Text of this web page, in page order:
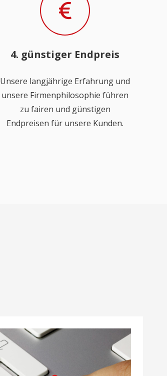
4. günstiger Endpreis
Unsere langjährige Erfahrung und
unsere Firmenphilosophie führen
zu fairen und günstigen
Endpreisen für unsere Kunden.